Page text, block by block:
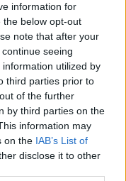
information for
the below opt-out
note that after your
seeing
utilized by
third parties prior to
of the further
by third parties on the
information may
on the IAB’s List of
disclose it to other
Magliabechi; corso dei
dei Greci, nel tratto
Santa Croce; via
Bentaccordi e piazza
tra via Isola delle
Verdi, nel tratto
Lavatoi; via Giovanni Da
tra via Ghibellina e
via dei Lavatoi.
transito a tutti i
compreso tra borgo
Croce; via dei Benci;